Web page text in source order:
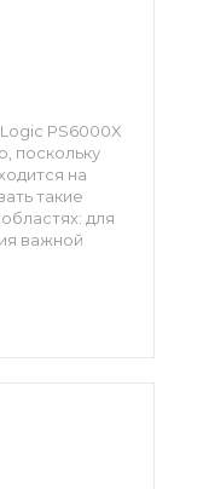
PS6000X
поскольку
на
такие
для
важной